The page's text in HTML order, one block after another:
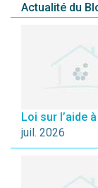
Actualité du
Loi sur l’aide
juil. 2026